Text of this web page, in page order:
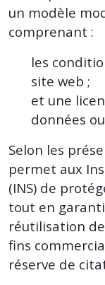
un modèle
comprenant :
les
site web ;
et une
données
Selon les
permet aux
(INS) de
tout en
réutilisation
fins
réserve de